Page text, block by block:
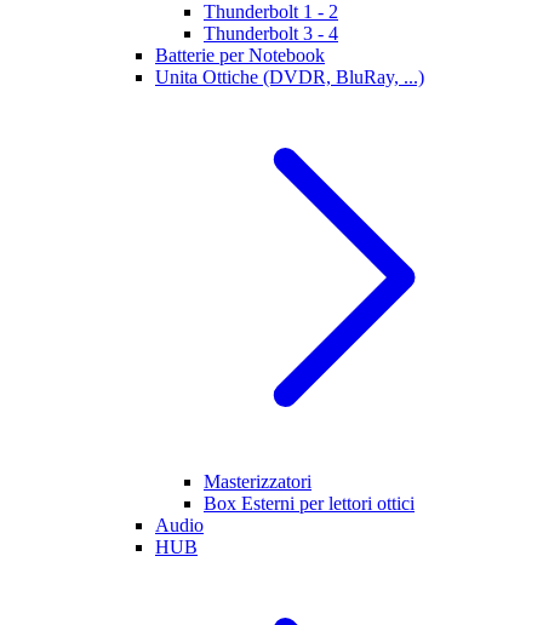
Thunderbolt 1 - 2
Thunderbolt 3 - 4
Batterie per Notebook
Unita Ottiche (DVDR, BluRay, ...)
Masterizzatori
Box Esterni per lettori ottici
Audio
HUB